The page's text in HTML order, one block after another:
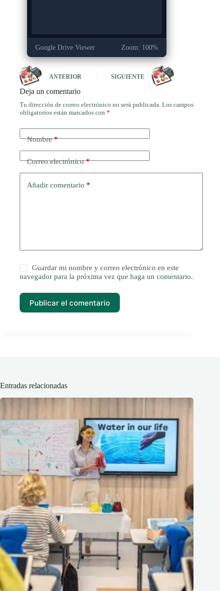
Google Drive Viewer Zoom: 100%
ANTERIOR SIGUIENTE
Deja un comentario
Tu dirección de correo electrónico no será publicada. Los campos
obligatorios están marcados con *
Nombre*
Correo electrónico*
Añadir comentario *
Guardar mi nombre y correo electrónico en este
navegador para la próxima vez que haga un comentario.
Publicar el comentario
Entradas relacionadas